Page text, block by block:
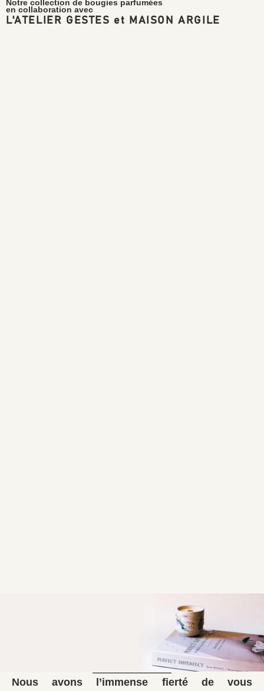
Notre collection de bougies parfumées
en collaboration avec
L'ATELIER GESTES et MAISON ARGILE
Nous avons l’immense fierté de vous